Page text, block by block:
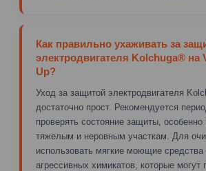
Как правильно ухаживать за
электродвигателя Kolchuga® на
Up?
Уход за защитой электродвигателя
достаточно прост. Рекомендуется
проверять состояние защиты,
тяжелым и неровным участкам. Для
использовать мягкие моющие средства
агрессивных химикатов, которые могут